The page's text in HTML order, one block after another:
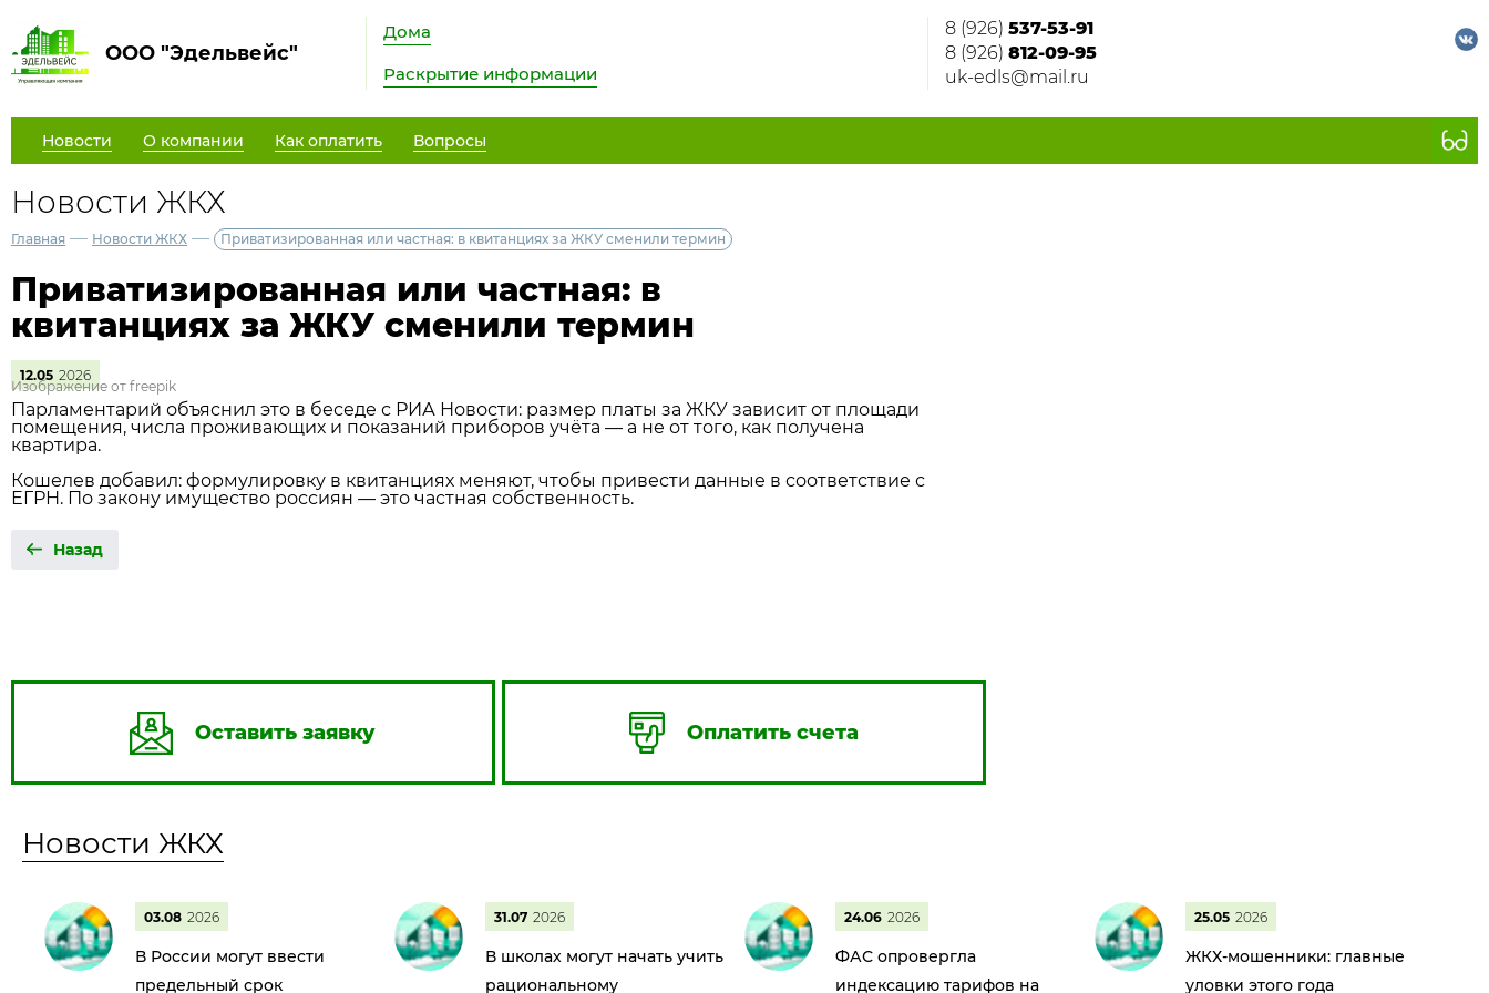
ООО "Эдельвейс"
Дома
Раскрытие информации
8 (926) 537-53-91
8 (926) 812-09-95
uk-edls@mail.ru
Новости О компании Как оплатить Вопросы
Новости ЖКХ
Главная — Новости ЖКХ — Приватизированная или частная: в квитанциях за ЖКУ сменили термин
Приватизированная или частная: в
квитанциях за ЖКУ сменили термин
12.05 2026
Изображение от freepik
Парламентарий объяснил это в беседе с РИА Новости: размер платы за ЖКУ зависит от площади
помещения, числа проживающих и показаний приборов учёта — а не от того, как получена
квартира.
Кошелев добавил: формулировку в квитанциях меняют, чтобы привести данные в соответствие с
ЕГРН. По закону имущество россиян — это частная собственность.
Назад
Оставить заявку Оплатить счета
Новости ЖКХ
03.08 2026
В России могут ввести
предельный срок
31.07 2026
В школах могут начать учить
рациональному
24.06 2026
ФАС опровергла
индексацию тарифов на
25.05 2026
ЖКХ-мошенники: главные
уловки этого года